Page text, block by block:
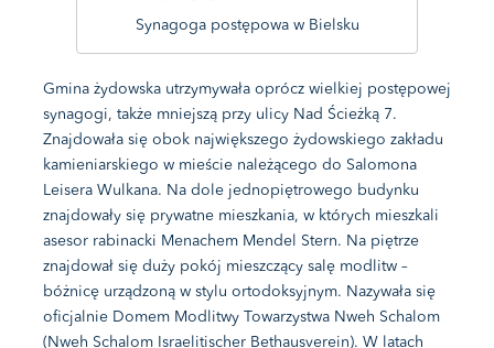
Synagoga postępowa w Bielsku
Gmina żydowska utrzymywała oprócz wielkiej postępowej
synagogi, także mniejszą przy ulicy Nad Ścieżką 7.
Znajdowała się obok największego żydowskiego zakładu
kamieniarskiego w mieście należącego do Salomona
Leisera Wulkana. Na dole jednopiętrowego budynku
znajdowały się prywatne mieszkania, w których mieszkali
asesor rabinacki Menachem Mendel Stern. Na piętrze
znajdował się duży pokój mieszczący salę modlitw –
bóżnicę urządzoną w stylu ortodoksyjnym. Nazywała się
oficjalnie Domem Modlitwy Towarzystwa Nweh Schalom
(Nweh Schalom Israelitischer Bethausverein). W latach